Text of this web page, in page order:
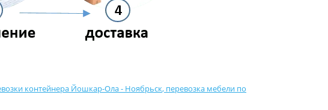
контейнера Йошкар-Ола - Ноябрьск, перевозка мебели по